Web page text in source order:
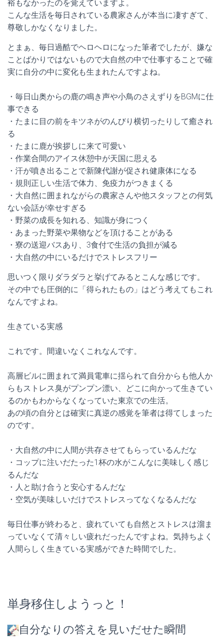
裕もなかったのを覚えていますよ。
こんな生活を毎日されている農家さんが本当に凄すぎて、
尊敬しかなくなりました。
とまぁ、毎日過酷でヘロヘロになった筆者でしたが、嫌な
ことばかりではないもので大自然の中で仕事することで確
実に自分の中に変化も生まれたんですよね。
・毎日山奥からの鹿の鳴き声や小鳥のさえずりをBGMに仕
事できる
・たまに目の前をキツネがのんびり横切ったりして癒され
る
・たまに鹿が挨拶しに来て可愛い
・作業合間のアイス休憩中が天国に思える
・汗が噴き出ることで新陳代謝が促され健康体になる
・規則正しい生活で体力、免疫力がつきまくる
・大自然に囲まれながらの農家さんや他スタッフとの何気
ない会話が幸せすぎる
・野菜の成長を知れる、知識が身につく
・あまった野菜や果物などを頂けることがある
・寮の送迎バスあり、3食付で生活の負担が減る
・大自然の中にいるだけでストレスフリー
思いつく限りダラダラと挙げてみるとこんな感じです。
その中でも圧倒的に「得られたもの」はどう考えてもこれ
なんですよね。
生きている実感
これです。間違いなくこれなんです。
高層ビルに囲まれて満員電車に揺られて自分からも他人か
らもストレス臭がプンプン漂い、どこに向かって生きてい
るのかもわからなくなっていた東京での生活。
あの頃の自分とは確実に真逆の感覚を筆者は得てしまった
のです。
・大自然の中に人間が共存させてもらっているんだな
・コップに注いだたった1杯の水がこんなに美味しく感じ
るんだな
・人と助け合うと安心するんだな
・空気が美味しいだけでストレスってなくなるんだな
毎日仕事が終わると、疲れていても自然とストレスは溜ま
っていなくて清々しい疲れだったんですよね。気持ちよく
人間らしく生きている実感ができた時間でした。
単身移住しようっと！
自分なりの答えを見いだせた瞬間